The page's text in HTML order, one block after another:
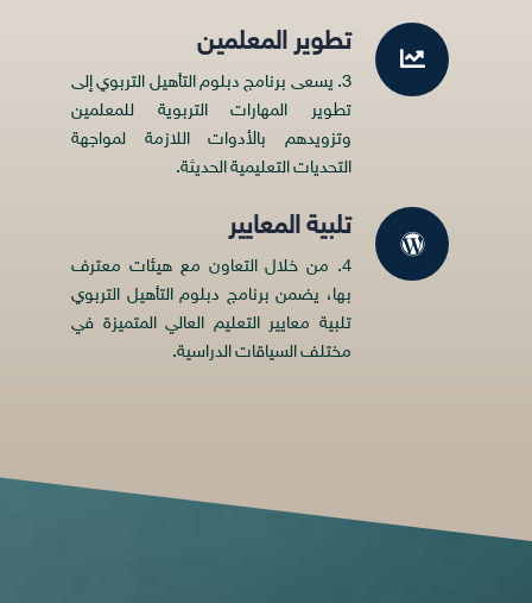
تطوير المعلمين
3. يسعى برنامج دبلوم التأهيل التربوي إلى
تطوير المهارات التربوية للمعلمين
وتزويدهم بالأدوات اللازمة لمواجهة
التحديات التعليمية الحديثة.
تلبية المعايير
4. من خلال التعاون مع هيئات معترف
بها، يضمن برنامج دبلوم التأهيل التربوي
تلبية معايير التعليم العالي المتميزة في
مختلف السياقات الدراسية.